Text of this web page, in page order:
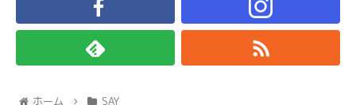
ホーム SAY